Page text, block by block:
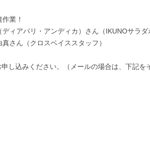
業！
ィアパリ・アンディカ）さん（IKUNOサラダ
さん（クロスベイススタッフ）
し込みください。（メールの場合は、下記を